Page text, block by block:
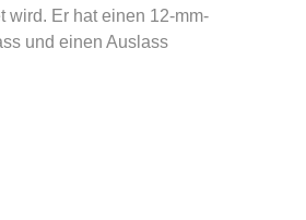
wird. Er hat einen 12-mm-
und einen Auslass